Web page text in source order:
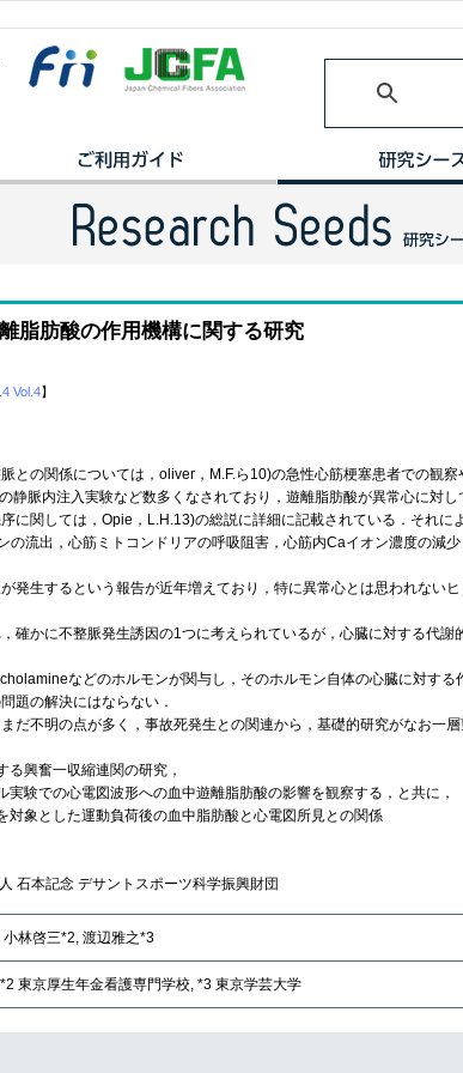
脂肪酸の作用機構に関する研究
Vol.4】
との関係については，oliver，M.F.ら10)の急性心筋梗塞患者での観
静脈内注入実験など数多くなされており，遊離脂肪酸が異常心に対
に関しては，Opie，L.H.13)の総説に詳細に記載されている．それ
の流出，心筋ミトコンドリアの呼吸阻害，心筋内Caイオン濃度の減
発生するという報告が近年増えており，特に異常心とは思われない
確かに不整脈発生誘因の1つに考えられているが，心臓に対する代
などのホルモンが関与し，そのホルモン自体の心臓に対す
題の解決にはならない．
だ不明の点が多く，事故死発生との関連から，基礎的研究がなお一
興奮一収縮連関の研究，
験での心電図波形への血中遊離脂肪酸の影響を観察する，と共に，
象とした運動負荷後の血中脂肪酸と心電図所見との関係
石本記念 デサントスポーツ科学振興財団
林啓三*2, 渡辺雅之*3
東京厚生年金看護専門学校, *3 東京学芸大学